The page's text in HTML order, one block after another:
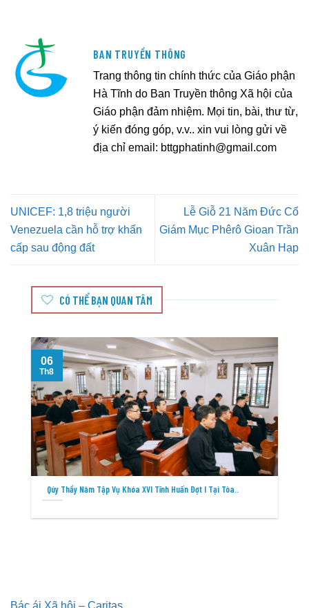
BAN TRUYỀN THÔNG
Trang thông tin chính thức của Giáo phận
Hà Tĩnh do Ban Truyền thông Xã hội của
Giáo phận đảm nhiệm. Mọi tin, bài, thư từ,
ý kiến đóng góp, v.v.. xin vui lòng gửi về
địa chỉ email: bttgphatinh@gmail.com
UNICEF: 1,8 triệu người
Venezuela cần hỗ trợ khẩn
cấp sau động đất
Lễ Giỗ 21 Năm Đức Cố
Giám Mục Phêrô Gioan Trần
Xuân Hạp
CÓ THỂ BẠN QUAN TÂM
Qúy Thầy Năm Tập Vụ Khóa XVI Tĩnh Huấn Đợt I Tại Tòa..
06
Th8
Bác ái Xã hội – Caritas